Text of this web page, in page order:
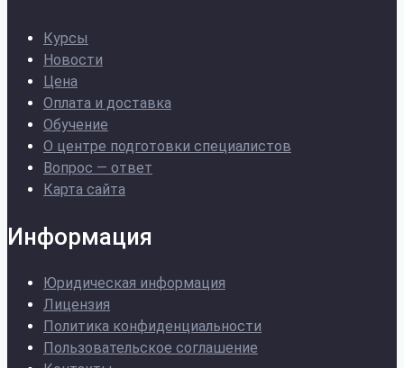
Курсы
Новости
Цена
Оплата и доставка
Обучение
О центре подготовки специалистов
Вопрос — ответ
Карта сайта
Информация
Юридическая информация
Лицензия
Политика конфиденциальности
Пользовательское соглашение